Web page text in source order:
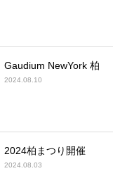
Gaudium NewYork 柏
2024.08.10
2024柏まつり開催
2024.08.03